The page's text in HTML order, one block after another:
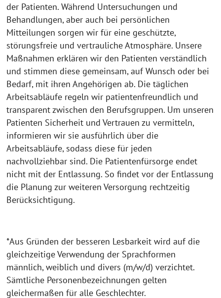
der Patienten. Während Untersuchungen und
Behandlungen, aber auch bei persönlichen
Mitteilungen sorgen wir für eine geschützte,
störungsfreie und vertrauliche Atmosphäre. Unsere
Maßnahmen erklären wir den Patienten verständlich
und stimmen diese gemeinsam, auf Wunsch oder bei
Bedarf, mit ihren Angehörigen ab. Die täglichen
Arbeitsabläufe regeln wir patientenfreundlich und
transparent zwischen den Berufsgruppen. Um unseren
Patienten Sicherheit und Vertrauen zu vermitteln,
informieren wir sie ausführlich über die
Arbeitsabläufe, sodass diese für jeden
nachvollziehbar sind. Die Patientenfürsorge endet
nicht mit der Entlassung. So findet vor der Entlassung
die Planung zur weiteren Versorgung rechtzeitig
Berücksichtigung.
*Aus Gründen der besseren Lesbarkeit wird auf die
gleichzeitige Verwendung der Sprachformen
männlich, weiblich und divers (m/w/d) verzichtet.
Sämtliche Personenbezeichnungen gelten
gleichermaßen für alle Geschlechter.